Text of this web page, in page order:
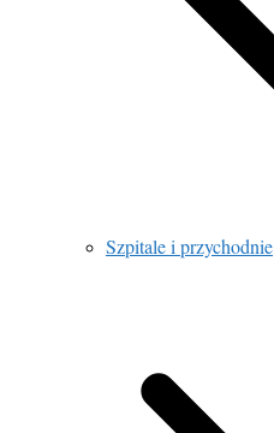
Szpitale i przychodnie